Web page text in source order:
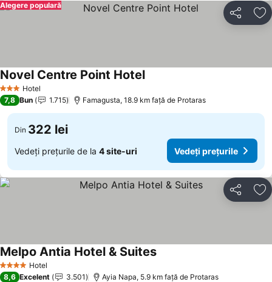
Distribuiți
Alegere populară
3 SteleHotel
Novel Centre Point HotelVedeți prețurile
7,8 Bun 1.715 Famagusta, 18.9 km faţă de Protaras
Din 322 lei
Vedeți prețurile de la 4 site-uri Vedeți prețurile
Distribuiți
4 Stele Hotel
Melpo Antia Hotel & SuitesVedeți prețurile
8,6 Excelent 3.501 Ayia Napa, 5.9 km faţă de Protaras